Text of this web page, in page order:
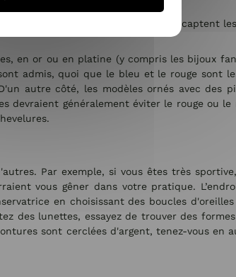
plus grandes et plus longues qui captent
en or ou en platine (y compris les bijoux
admis, quoi que le bleu et le rouge sont
autre côté, les modèles ornés avec des
devraient généralement éviter le rouge ou
Par exemple, si vous êtes très
vous gêner dans votre pratique.
en choisissant des boucles
des lunettes, essayez de trouver des
sont cerclées d'argent, tenez-vous en